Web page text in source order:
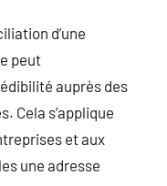
d’une
peut
auprès des
Cela s’applique
et aux
une adresse